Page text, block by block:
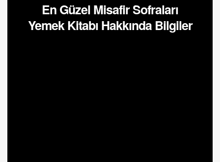
En Güzel Misafir Sofraları
Yemek Kitabı Hakkında Bilgiler